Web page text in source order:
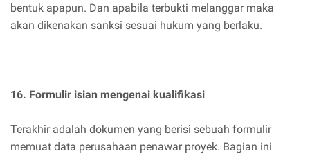
bentuk apapun. Dan apabila terbukti melanggar maka
akan dikenakan sanksi sesuai hukum yang berlaku.
16. Formulir isian mengenai kualifikasi
Terakhir adalah dokumen yang berisi sebuah formulir
memuat data perusahaan penawar proyek. Bagian ini